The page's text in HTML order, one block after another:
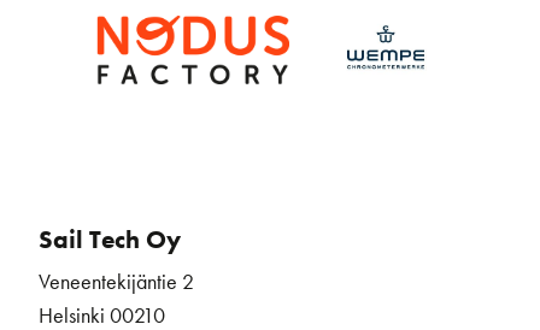
Sail Tech Oy
Veneentekijäntie 2
Helsinki 00210